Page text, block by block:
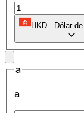
HKD - Dólar
a
a